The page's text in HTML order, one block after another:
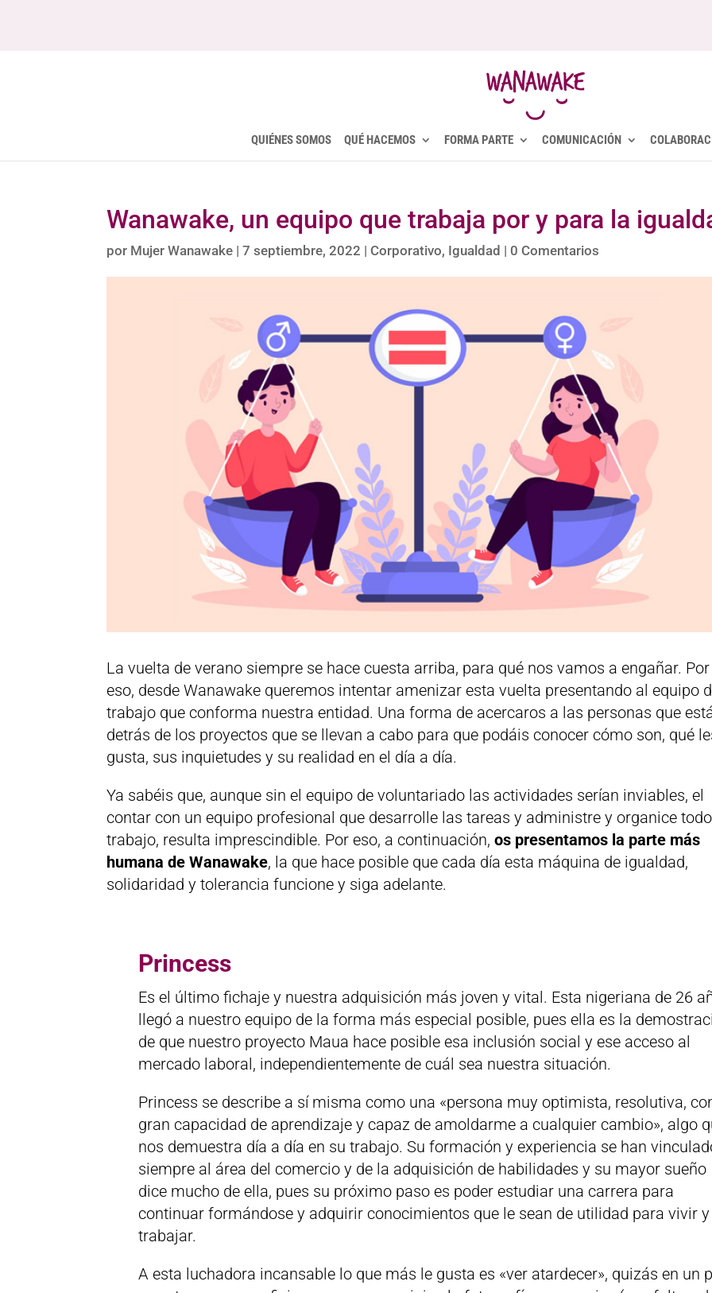
QUIÉNES SOMOS QUÉ HACEMOS FORMA PARTE COMUNICACIÓN
Wanawake, un equipo que trabaja por y para la
por Mujer Wanawake |7 septiembre, 2022 | Corporativo, Igualdad | 0 Comentarios
La vuelta de verano siempre se hace cuesta arriba, para qué nos vamos a engañar. Por
eso, desde Wanawake queremos intentar amenizar esta vuelta presentando al equipo
trabajo que conforma nuestra entidad. Una forma de acercaros a las personas que
detrás de los proyectos que se llevan a cabo para que podáis conocer cómo son, qué
gusta, sus inquietudes y su realidad en el día a día.
Ya sabéis que, aunque sin el equipo de voluntariado las actividades serían inviables, el
contar con un equipo profesional que desarrolle las tareas y administre y organice
trabajo, resulta imprescindible. Por eso, a continuación,os presentamos la parte más
humana de Wanawake, la que hace posible que cada día esta máquina de igualdad,
solidaridad y tolerancia funcione y siga adelante.
Princess
Es el último fichaje y nuestra adquisición más joven y vital. Esta nigeriana de 26
llegó a nuestro equipo de la forma más especial posible, pues ella es la
de que nuestro proyecto Maua hace posible esa inclusión social y ese acceso al
mercado laboral, independientemente de cuál sea nuestra situación.
Princess se describe a sí misma como una «persona muy optimista, resolutiva,
gran capacidad de aprendizaje y capaz de amoldarme a cualquier cambio», algo
nos demuestra día a día en su trabajo. Su formación y experiencia se han
siempre al área del comercio y de la adquisición de habilidades y su mayor sueño
dice mucho de ella, pues su próximo paso es poder estudiar una carrera para
continuar formándose y adquirir conocimientos que le sean de utilidad para vivir y
trabajar.
A esta luchadora incansable lo que más le gusta es «ver atardecer», quizás en un